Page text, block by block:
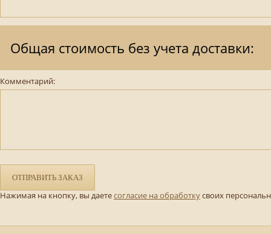
Общая стоимость без учета доставки:
Комментарий:
ОТПРАВИТЬ ЗАКАЗ
Нажимая на кнопку, вы даетесогласие на обработкусвоих